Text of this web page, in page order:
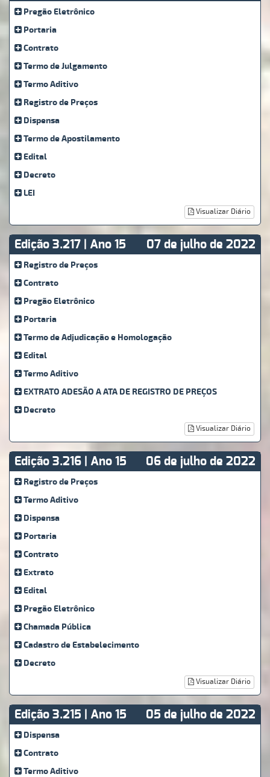
Pregão Eletrônico
Portaria
Contrato
Termo de Julgamento
Termo Aditivo
Registro de Preços
Dispensa
Termo de Apostilamento
Edital
Decreto
LEI
Visualizar Diário
Edição 3.217 | Ano 15 07 de julho de 2022
Registro de Preços
Contrato
Pregão Eletrônico
Portaria
Termo de Adjudicação e Homologação
Edital
Termo Aditivo
EXTRATO ADESÃO A ATA DE REGISTRO DE PREÇOS
Decreto
Visualizar Diário
Edição 3.216 | Ano 15 06 de julho de 2022
Registro de Preços
Termo Aditivo
Dispensa
Portaria
Contrato
Extrato
Edital
Pregão Eletrônico
Chamada Pública
Cadastro de Estabelecimento
Decreto
Visualizar Diário
Edição 3.215 | Ano 15 05 de julho de 2022
Dispensa
Contrato
Termo Aditivo